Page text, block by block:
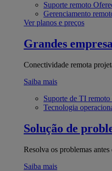
Suporte remoto
Gerenciamento
Ver planos e preços
Grandes
Conectividade remota
Saiba mais
Suporte de TI remoto
Tecnologia
Solução de
Resolva os problemas
Saiba mais